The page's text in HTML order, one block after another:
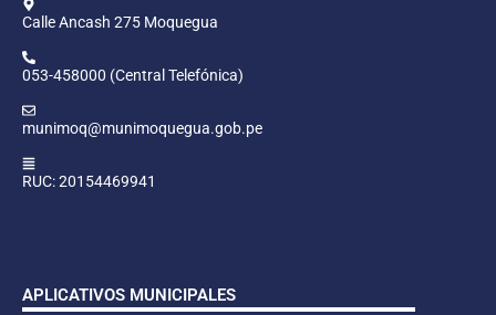
Calle Ancash 275 Moquegua
053-458000 (Central Telefónica)
munimoq@munimoquegua.gob.pe
RUC: 20154469941
APLICATIVOS MUNICIPALES